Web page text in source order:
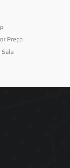
Preço